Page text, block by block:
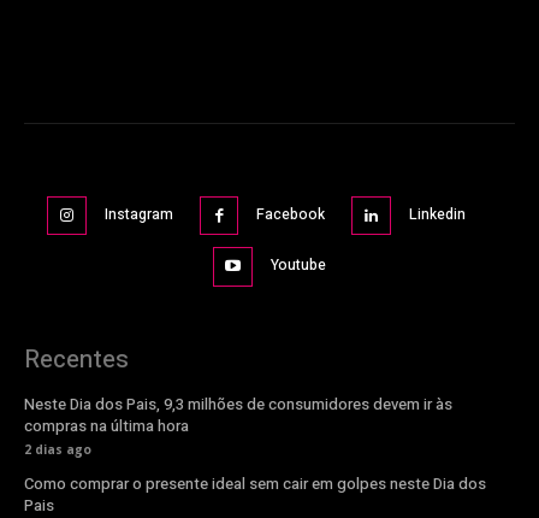
Instagram Facebook Linkedin
Youtube
Recentes
Neste Dia dos Pais, 9,3 milhões de consumidores devem ir às
compras na última hora
2 dias ago
Como comprar o presente ideal sem cair em golpes neste Dia dos
Pais